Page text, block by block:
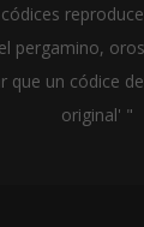
pergamino,
que un códice
original' "